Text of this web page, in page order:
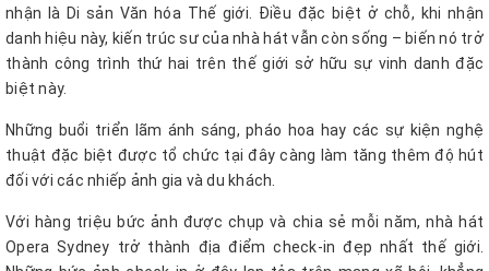
nhận là Di sản Văn hóa Thế giới. Điều đặc biệt ở chỗ, khi nhận
danh hiệu này, kiến trúc sư của nhà hát vẫn còn sống – biến nó trở
thành công trình thứ hai trên thế giới sở hữu sự vinh danh đặc
biệt này.
Những buổi triển lãm ánh sáng, pháo hoa hay các sự kiện nghệ
thuật đặc biệt được tổ chức tại đây càng làm tăng thêm độ hút
đối với các nhiếp ảnh gia và du khách.
Với hàng triệu bức ảnh được chụp và chia sẻ mỗi năm, nhà hát
Opera Sydney trở thành địa điểm check-in đẹp nhất thế giới.